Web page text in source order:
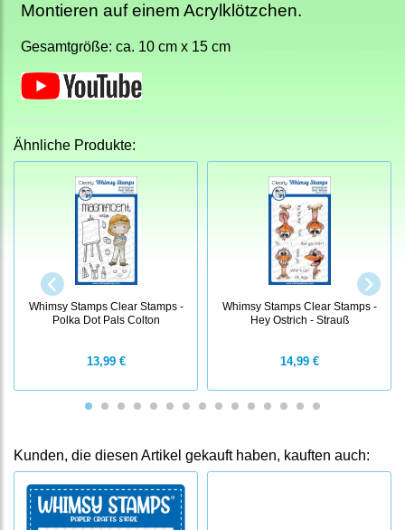
Montieren auf einem Acrylklötzchen.
Gesamtgröße: ca. 10 cm x 15 cm
Ähnliche Produkte:
Whimsy Stamps Clear Stamps -
Polka Dot Pals Colton
13,99 €
Whimsy Stamps Clear Stamps -
Hey Ostrich - Strauß
14,99 €
Kunden, die diesen Artikel gekauft haben, kauften auch: